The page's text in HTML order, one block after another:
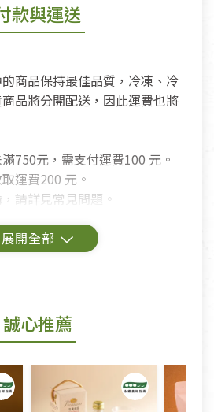
款與運送
商品保持最佳品質，冷凍、冷
品將分開配送，因此運費也將
750元，需支付運費100 元。
運費200 元。
請詳見常見問題。
「不適用七天鑑賞期商品」情
，恕不接受退換貨.
該商品七天免費鑑賞期(含例假
商品未經使用或被汙損(除商品
退換貨。
誠心推薦